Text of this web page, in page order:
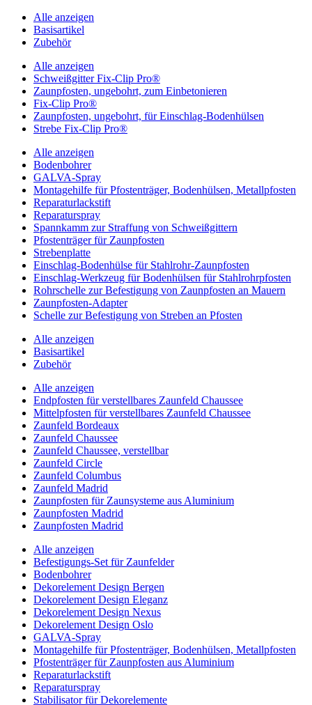
Alle anzeigen
Basisartikel
Zubehör
Alle anzeigen
Schweißgitter Fix-Clip Pro®
Zaunpfosten, ungebohrt, zum Einbetonieren
Fix-Clip Pro®
Zaunpfosten, ungebohrt, für Einschlag-Bodenhülsen
Strebe Fix-Clip Pro®
Alle anzeigen
Bodenbohrer
GALVA-Spray
Montagehilfe für Pfostenträger, Bodenhülsen, Metallpfosten
Reparaturlackstift
Reparaturspray
Spannkamm zur Straffung von Schweißgittern
Pfostenträger für Zaunpfosten
Strebenplatte
Einschlag-Bodenhülse für Stahlrohr-Zaunpfosten
Einschlag-Werkzeug für Bodenhülsen für Stahlrohrpfosten
Rohrschelle zur Befestigung von Zaunpfosten an Mauern
Zaunpfosten-Adapter
Schelle zur Befestigung von Streben an Pfosten
Alle anzeigen
Basisartikel
Zubehör
Alle anzeigen
Endpfosten für verstellbares Zaunfeld Chaussee
Mittelpfosten für verstellbares Zaunfeld Chaussee
Zaunfeld Bordeaux
Zaunfeld Chaussee
Zaunfeld Chaussee, verstellbar
Zaunfeld Circle
Zaunfeld Columbus
Zaunfeld Madrid
Zaunpfosten für Zaunsysteme aus Aluminium
Zaunpfosten Madrid
Zaunpfosten Madrid
Alle anzeigen
Befestigungs-Set für Zaunfelder
Bodenbohrer
Dekorelement Design Bergen
Dekorelement Design Eleganz
Dekorelement Design Nexus
Dekorelement Design Oslo
GALVA-Spray
Montagehilfe für Pfostenträger, Bodenhülsen, Metallpfosten
Pfostenträger für Zaunpfosten aus Aluminium
Reparaturlackstift
Reparaturspray
Stabilisator für Dekorelemente